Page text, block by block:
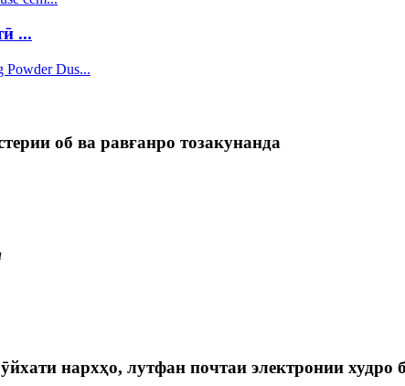
...
об ва равғанро тозакунанда
нархҳо, лутфан почтаи электронии